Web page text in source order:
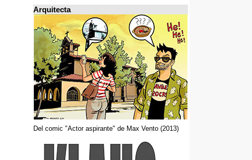
Arquitecta
Del comic "Actor aspirante" de Max Vento (2013)